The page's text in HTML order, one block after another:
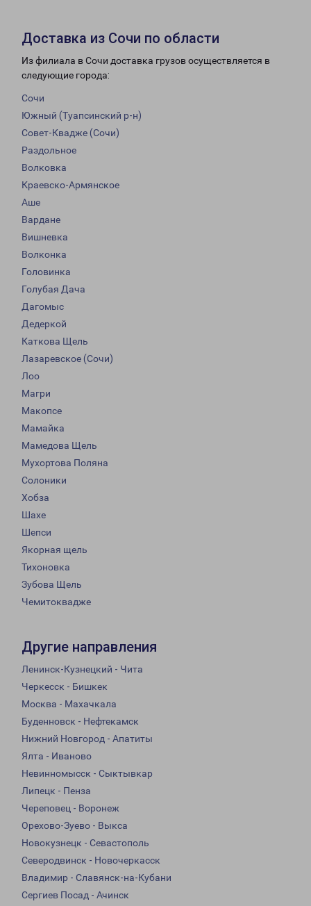
Доставка из Сочи по области
Из филиала в Сочи доставка грузов осуществляется в
следующие города:
Сочи
Южный (Туапсинский р-н)
Совет-Квадже (Сочи)
Раздольное
Волковка
Краевско-Армянское
Аше
Вардане
Вишневка
Волконка
Головинка
Голубая Дача
Дагомыс
Дедеркой
Каткова Щель
Лазаревское (Сочи)
Лоо
Магри
Макопсе
Мамайка
Мамедова Щель
Мухортова Поляна
Солоники
Хобза
Шахе
Шепси
Якорная щель
Тихоновка
Зубова Щель
Чемитоквадже
Другие направления
Ленинск-Кузнецкий - Чита
Черкесск - Бишкек
Москва - Махачкала
Буденновск - Нефтекамск
Нижний Новгород - Апатиты
Ялта - Иваново
Невинномысск - Сыктывкар
Липецк - Пенза
Череповец - Воронеж
Орехово-Зуево - Выкса
Новокузнецк - Севастополь
Северодвинск - Новочеркасск
Владимир - Славянск-на-Кубани
Сергиев Посад - Ачинск